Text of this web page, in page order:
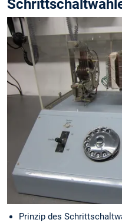
Prinzip des